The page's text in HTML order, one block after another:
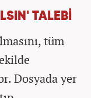
TALEBİ
tüm
Dosyada yer